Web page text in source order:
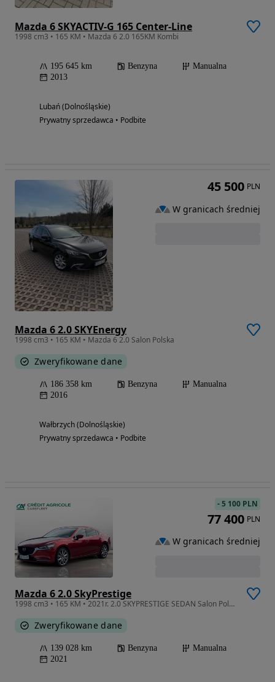
Mazda 6 SKYACTIV-G 165 Center-Line
1998 cm3 • 165 KM • Mazda 6 2.0 165KM Kombi
195 645 km Benzyna
Manualna
2013
Lubań (Dolnośląskie)
Prywatny sprzedawca • Podbite
Mazda 6 2.0 SKYEnergy
1998 cm3 • 165 KM • Mazda 6 2.0 Salon Polska
Zweryfikowane dane
186 358 km Benzyna
Manualna
2016
Wałbrzych (Dolnośląskie)
Prywatny sprzedawca • Podbite
45 500 PLN
W granicach średniej
Mazda 6 2.0 SkyPrestige
1998 cm3 • 165 KM • 2021r. 2.0 SKYPRESTIGE SEDAN Salon Polska DW4SG99
Zweryfikowane dane
139 028 km Benzyna
Manualna
2021
-5 100 PLN
77 400 PLN
W granicach średniej